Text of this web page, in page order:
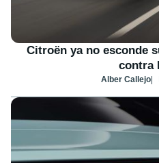
Citroën ya no esconde
contra
Alber Callejo